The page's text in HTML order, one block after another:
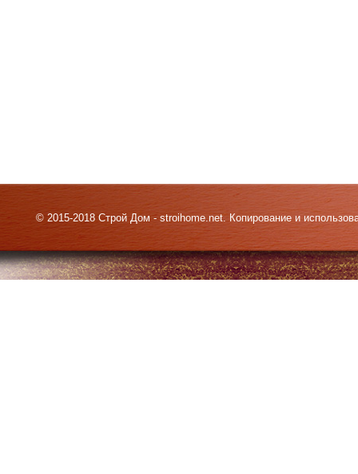
© 2015-2018 Строй Дом - stroihome.net. Копирование и